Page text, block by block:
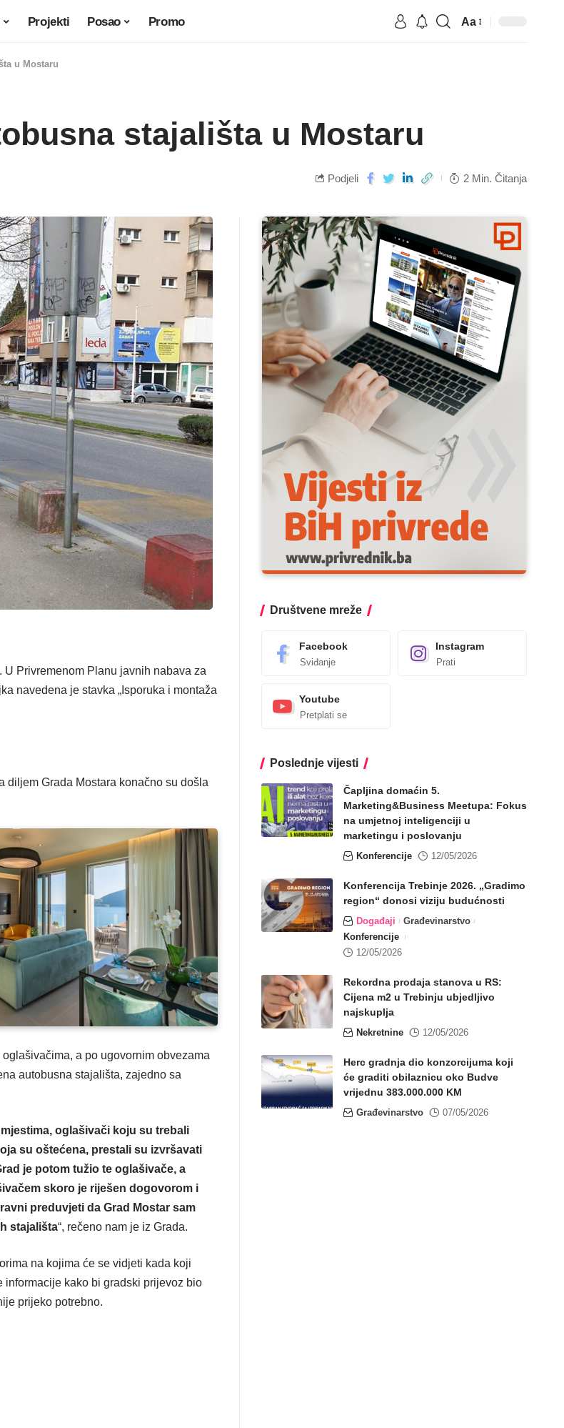
Projekti Posao Promo Aa
u Mostaru
stajališta u Mostaru
Podjeli 2 Min. Čitanja
Privremenom Planu javnih nabava za
navedena je stavka „Isporuka i montaža
diljem Grada Mostara konačno su došla
a po ugovornim obvezama
autobusna stajališta, zajedno sa
oglašivači koju su trebali
su oštećena, prestali su izvršavati
je potom tužio te oglašivače, a
skoro je riješen dogovorom i
preduvjeti da Grad Mostar sam
stajališta“, rečeno nam je iz Grada.
na kojima će se vidjeti kada koji
kako bi gradski prijevoz bio
prijeko potrebno.
Društvene mreže
Facebook
Sviđanje
Instagram
Prati
Youtube
Pretplati se
Poslednje vijesti
Čapljina domaćin 5.
Marketing&Business Meetupa: Fokus
na umjetnoj inteligenciji u
marketingu i poslovanju
Konferencije 12/05/2026
Konferencija Trebinje 2026. „Gradimo
region“ donosi viziju budućnosti
Događaji
Građevinarstvo
Konferencije
12/05/2026
Rekordna prodaja stanova u RS:
Cijena m2 u Trebinju ubjedljivo
najskuplja
Nekretnine 12/05/2026
Herc gradnja dio konzorcijuma koji
će graditi obilaznicu oko Budve
vrijednu 383.000.000 KM
Građevinarstvo 07/05/2026